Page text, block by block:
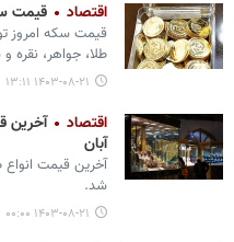
اقتصاد قیمت سکه
قیمت سکه امروز
طلا، جواهر، نقره
۱۴۰۳-۰۸-۲۱ ۱۳:۱۱
اقتصاد
آبان
آخرین قیمت انواع
شد.
۱۴۰۳-۰۸-۲۱ ۰۰:۰۰